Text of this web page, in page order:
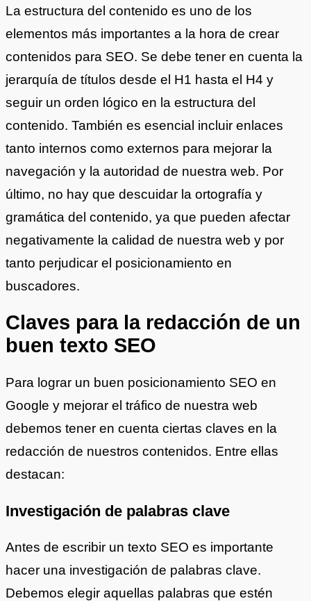
La estructura del contenido es uno de los
elementos más importantes a la hora de crear
contenidos para SEO. Se debe tener en cuenta la
jerarquía de títulos desde el H1 hasta el H4 y
seguir un orden lógico en la estructura del
contenido. También es esencial incluir enlaces
tanto internos como externos para mejorar la
navegación y la autoridad de nuestra web. Por
último, no hay que descuidar la ortografía y
gramática del contenido, ya que pueden afectar
negativamente la calidad de nuestra web y por
tanto perjudicar el posicionamiento en
buscadores.
Claves para la redacción de un
buen texto SEO
Para lograr un buen posicionamiento SEO en
Google y mejorar el tráfico de nuestra web
debemos tener en cuenta ciertas claves en la
redacción de nuestros contenidos. Entre ellas
destacan:
Investigación de palabras clave
Antes de escribir un texto SEO es importante
hacer una investigación de palabras clave.
Debemos elegir aquellas palabras que estén